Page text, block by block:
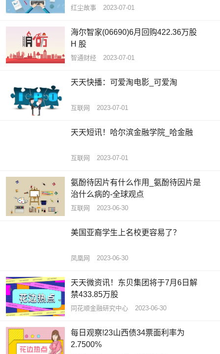
红尘故事 2023-07-01
海尔智家(06690)6月回购422.36万股
H 股
智通财经 2023-07-01
天天快播：可爱淘电影_可爱淘
互联网 2023-07-01
天天短讯！哈尔滨金融学院_哈金融
互联网 2023-07-01
氨酚待因片有什么作用_氨酚待因片是
治什么病的-全球观点
互联网 2023-06-30
美国亚裔学生上名校更容易了？
凤凰网 2023-06-30
天天微资讯！东贝集团将于7月6日解
禁433.85万股
同花顺金融研究中心 2023-06-30
每日观察!23山西债34票面利率为
2.7500%